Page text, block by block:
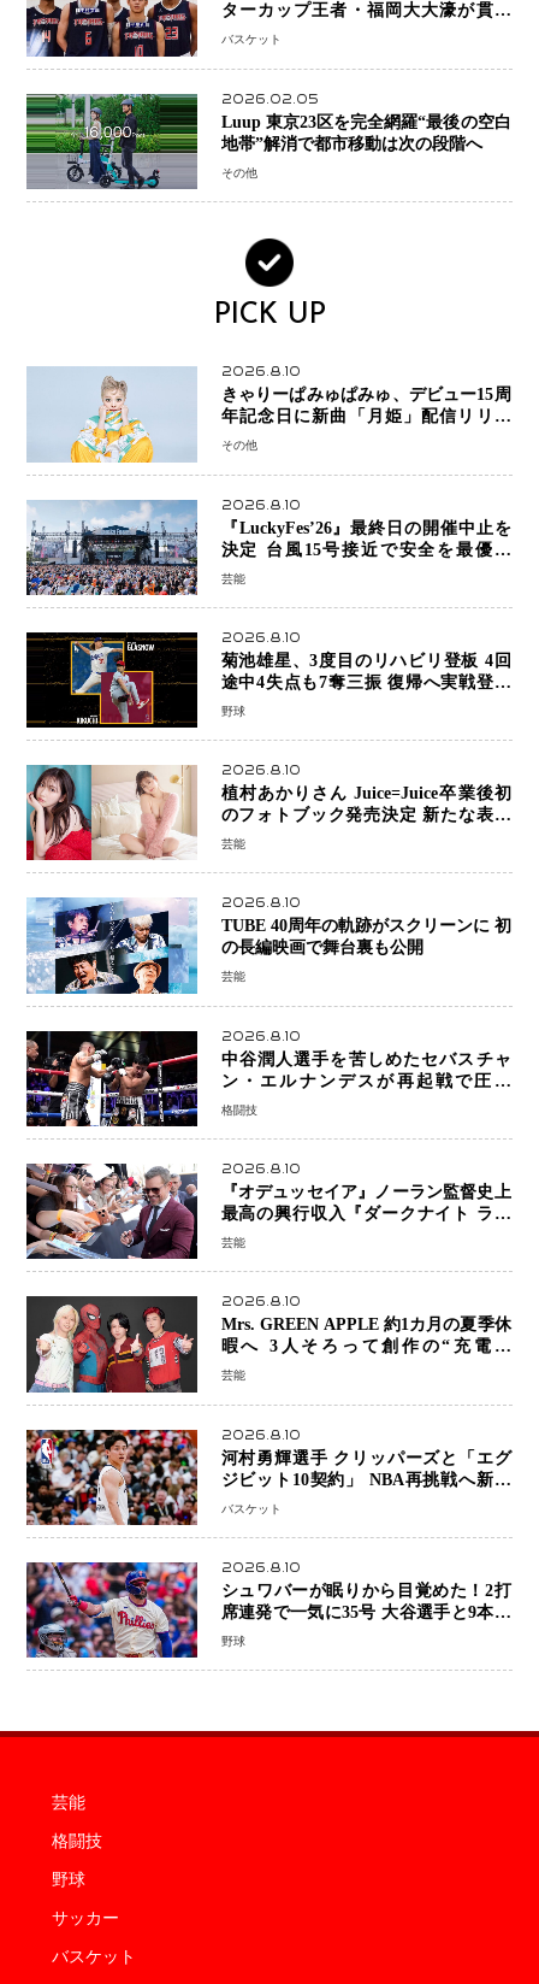
ターカップ王者・福岡大大濠が貫禄
V！ 東山は“背番号継承”で新たな物語
バスケット
2026.02.05
Luup 東京23区を完全網羅“最後の空白
地帯”解消で都市移動は次の段階へ
その他
PICK UP
2026.8.10
きゃりーぱみゅぱみゅ、デビュー15周
年記念日に新曲「月姫」配信リリー
ス 自身初の主催フェス「PAMYU
その他
2026.8.10
『LuckyFes’26』最終日の開催中止を
決定 台風15号接近で安全を最優先
「苦渋の判断」
芸能
2026.8.10
菊池雄星、3度目のリハビリ登板 4回
途中4失点も7奪三振 復帰へ実戦登板
を重ねる
野球
2026.8.10
植村あかりさん Juice=Juice卒業後初
のフォトブック発売決定 新たな表現
者としての“今”を凝縮
芸能
2026.8.10
TUBE 40周年の軌跡がスクリーンに 初
の長編映画で舞台裏も公開
芸能
2026.8.10
中谷潤人選手を苦しめたセバスチャ
ン・エルナンデスが再起戦で圧巻
KO 2回で相手を沈める…次戦は亀田
格闘技
2026.8.10
『オデュッセイア』ノーラン監督史上
最高の興行収入『ダークナイト ライ
ジング』超え、世界で11億ドル突破
芸能
2026.8.10
Mrs. GREEN APPLE 約1カ月の夏季休
暇へ 3人そろって創作の“充電期
間”「自分らしいインプットを」
芸能
2026.8.10
河村勇輝選手 クリッパーズと「エグ
ジビット10契約」 NBA再挑戦へ新た
な一歩、八村塁選手との共闘にも期待
バスケット
2026.8.10
シュワバーが眠りから目覚めた！2打
席連発で一気に35号 大谷選手と9本差
に 本塁打王争いで単独トップ浮上
野球
芸能
格闘技
野球
サッカー
バスケット